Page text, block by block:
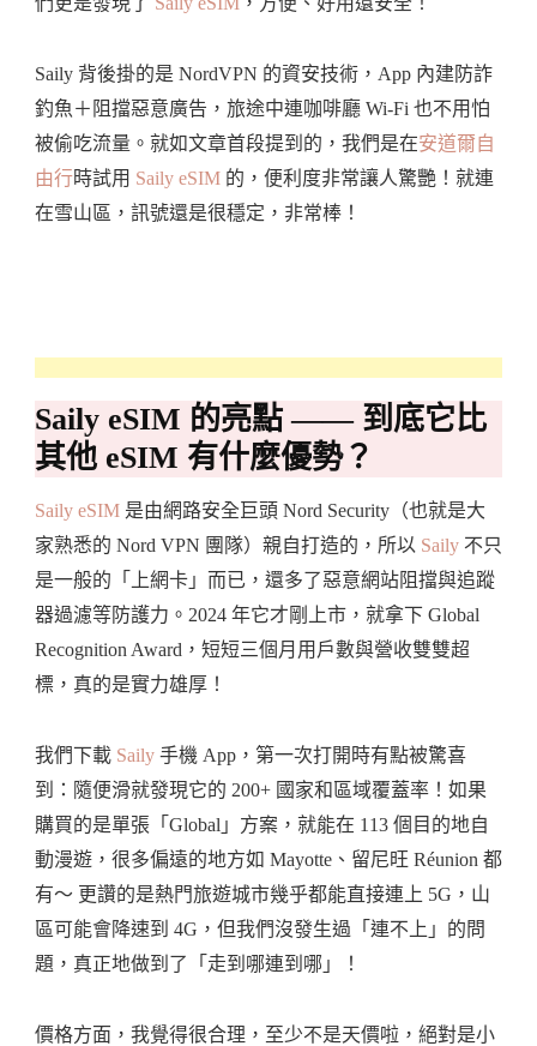
Saily 背後掛的是 NordVPN 的資安技術，App 內建防詐
釣魚＋阻擋惡意廣告，旅途中連咖啡廳 Wi-Fi 也不用怕
被偷吃流量。就如文章首段提到的，我們是在安道爾自
由行時試用 Saily eSIM 的，便利度非常讓人驚艷！就連
在雪山區，訊號還是很穩定，非常棒！
Saily eSIM 的亮點 —— 到底它比
其他 eSIM 有什麼優勢？
Saily eSIM 是由網路安全巨頭 Nord Security（也就是大
家熟悉的 Nord VPN 團隊）親自打造的，所以 Saily 不只
是一般的「上網卡」而已，還多了惡意網站阻擋與追蹤
器過濾等防護力。2024 年它才剛上市，就拿下 Global
Recognition Award，短短三個月用戶數與營收雙雙超
標，真的是實力雄厚！
我們下載 Saily 手機 App，第一次打開時有點被驚喜
到：隨便滑就發現它的 200+ 國家和區域覆蓋率！如果
購買的是單張「Global」方案，就能在 113 個目的地自
動漫遊，很多偏遠的地方如 Mayotte、留尼旺 Réunion 都
有～ 更讚的是熱門旅遊城市幾乎都能直接連上 5G，山
區可能會降速到 4G，但我們沒發生過「連不上」的問
題，真正地做到了「走到哪連到哪」！
價格方面，我覺得很合理，至少不是天價啦，絕對是小